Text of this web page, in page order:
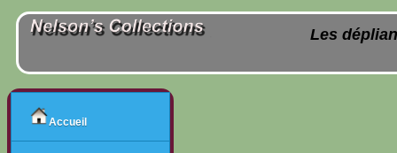
Les
Accueil